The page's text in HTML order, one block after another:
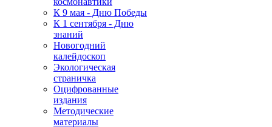
К 9 мая - Дню Победы
К 1 сентября - Дню
знаний
Новогодний
калейдоскоп
Экологическая
страничка
Оцифрованные
издания
Методические
материалы